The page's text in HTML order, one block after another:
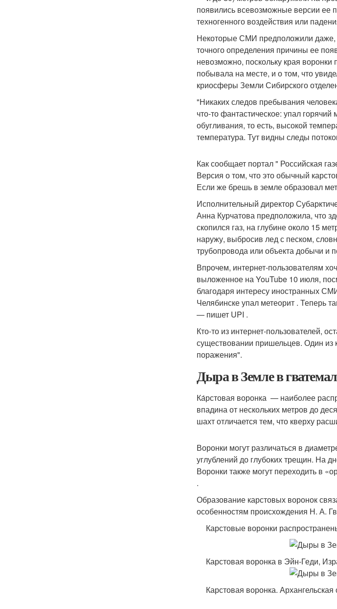
появились всевозможные версии ее
техногенного воздействия или
Некоторые СМИ предположили даже,
точного определения причины ее
невозможно, поскольку края
побывала на месте, и о том, что
криосферы Земли Сибирского
"Никаких следов пребывания
что-то фантастическое: упал
обугливания, то есть, высокой
температура. Тут видны следы
Как сообщает портал " Российская
Версия о том, что это обычный
Если же брешь в земле образовал
Исполнительный директор
Анна Курчатова предположила, что
скопился газ, на глубине около 15
наружу, выбросив лед с песком,
трубопровода или объекта добычи и
Впрочем, интернет-пользователям
выложенное на YouTube 10 июля,
благодаря интересу иностранных
Челябинске упал метеорит . Теперь
— пишет UPI .
Кто-то из интернет-пользователей,
существовании пришельцев. Один из
поражения".
Дыра в Земле в
Ка́рстовая воронка — наиболее
впадина от нескольких метров до
шахт отличается тем, что кверху
Воронки могут различаться в
углублений до глубоких трещин. На
Воронки также могут переходить в
.
Образование карстовых воронок
особенностям происхождения Н. А.
Карстовые воронки
Карстовая воронка в Эйн-Геди,
Карстовая воронка. Архангельская